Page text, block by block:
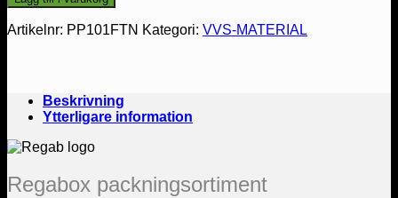
mängd
Artikelnr: PP101FTN Kategori: VVS-MATERIAL
Beskrivning
Ytterligare information
Regabox packningsortiment